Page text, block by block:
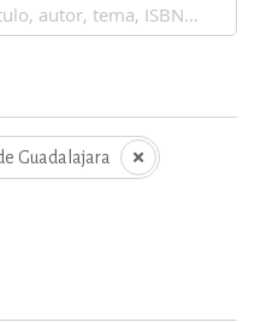
Guadalajara